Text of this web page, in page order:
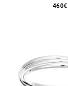
460€